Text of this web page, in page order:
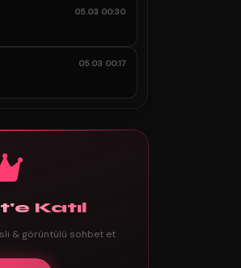
05.03 00:30
05.03 00:17
Katıl
& görüntülü sohbet et